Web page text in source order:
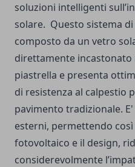
soluzioni intelligenti
solare. Questo sistema
composto da un vetro
direttamente incastonato
piastrella e presenta
di resistenza al calpestio
pavimento tradizionale.
esterni, permettendo
fotovoltaico e il design,
considerevolmente